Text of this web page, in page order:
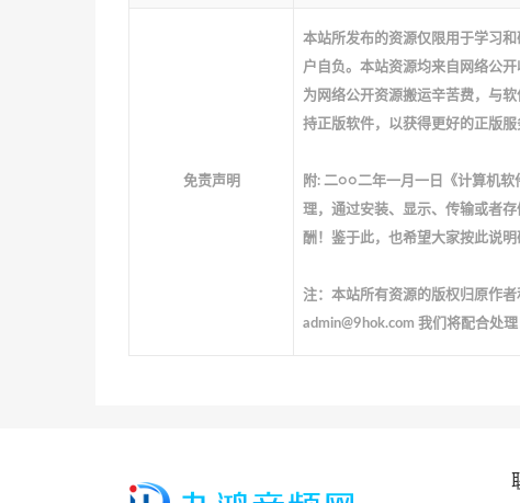
免责声明
本站所发布的资源仅限用于学习
户自负。本站资源均来自网络公
为网络公开资源搬运辛苦费，与
持正版软件，以获得更好的正版服
附: 二○○二年一月一日《计算机
理，通过安装、显示、传输或者
酬！鉴于此，也希望大家按此说明
注：本站所有资源的版权归原作
admin@9hok.com 我们将配合处理